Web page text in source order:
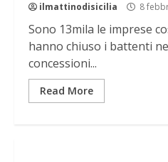
ilmattinodisicilia 8
Sono 13mila le imprese
hanno chiuso i battenti
concessioni...
Read More